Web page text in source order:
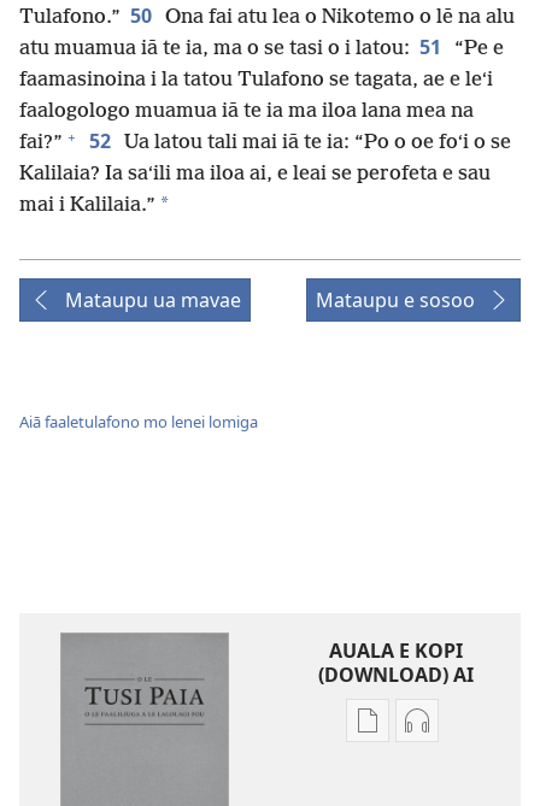
Tulafono.” 50 Ona fai atu lea o Nikotemo o lē na alu
atu muamua iā te ia, ma o se tasi o i latou: 51
“Pe e
faamasinoina i la tatou Tulafono se tagata, ae e leʻi
faalogologo muamua iā te ia ma iloa lana mea na
fai?” + 52
Ua latou tali mai iā te ia: “Po o oe foʻi o se
Kalilaia? Ia saʻili ma iloa ai, e leai se perofeta e sau
mai i Kalilaia.” *
Mataupu ua mavae Mataupu e sosoo
Aiā faaletulafono mo lenei lomiga
AUALA E KOPI
(DOWNLOAD) AI
VaegaFilifili